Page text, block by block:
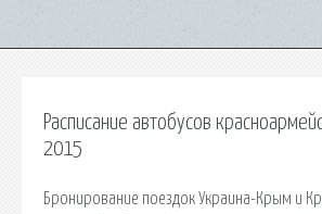
Расписание автобусов
2015
Бронирование поездок Украина-Крым и